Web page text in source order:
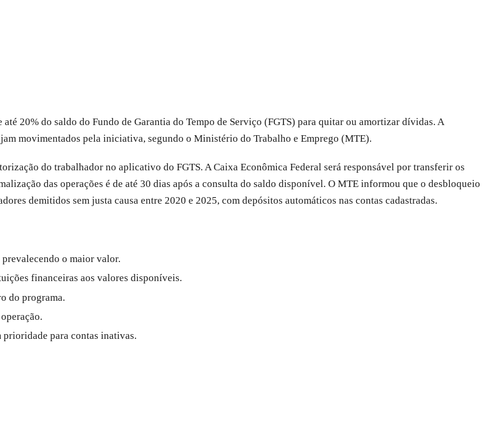
20% do saldo do Fundo de Garantia do Tempo de Serviço (FGTS) para quitar ou amortizar dívidas. A
movimentados pela iniciativa, segundo o Ministério do Trabalho e Emprego (MTE).
do trabalhador no aplicativo do FGTS. A Caixa Econômica Federal será responsável por transferir os
das operações é de até 30 dias após a consulta do saldo disponível. O MTE informou que o desbloqueio
demitidos sem justa causa entre 2020 e 2025, com depósitos automáticos nas contas cadastradas.
o maior valor.
financeiras aos valores disponíveis.
do programa.
prioridade para contas inativas.